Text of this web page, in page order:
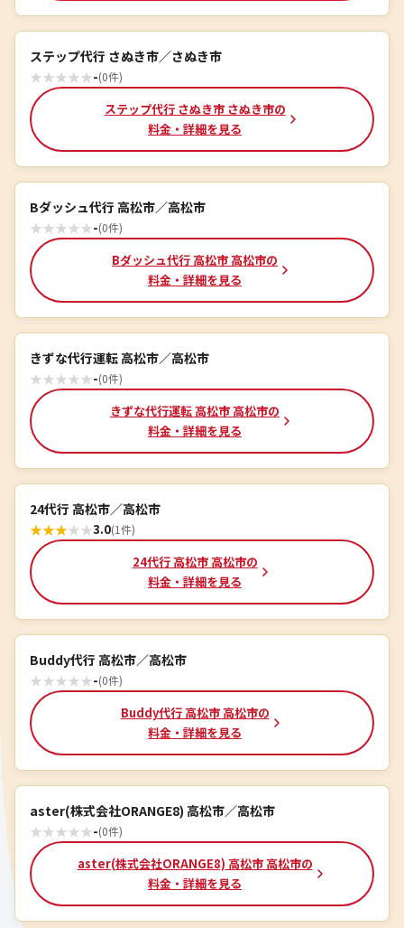
ステップ代行 さぬき市／さぬき市
★★★★★-(0件)
ステップ代行 さぬき市 さぬき市の
料金・詳細を見る
Bダッシュ代行 高松市／高松市
★★★★★-(0件)
Bダッシュ代行 高松市 高松市の
料金・詳細を見る
きずな代行運転 高松市／高松市
★★★★★-(0件)
きずな代行運転 高松市 高松市の
料金・詳細を見る
24代行 高松市／高松市
★★★★★3.0(1件)
24代行 高松市 高松市の
料金・詳細を見る
Buddy代行 高松市／高松市
★★★★★-(0件)
Buddy代行 高松市 高松市の
料金・詳細を見る
aster(株式会社ORANGE8) 高松市／高松市
★★★★★-(0件)
aster(株式会社ORANGE8) 高松市 高松市の
料金・詳細を見る